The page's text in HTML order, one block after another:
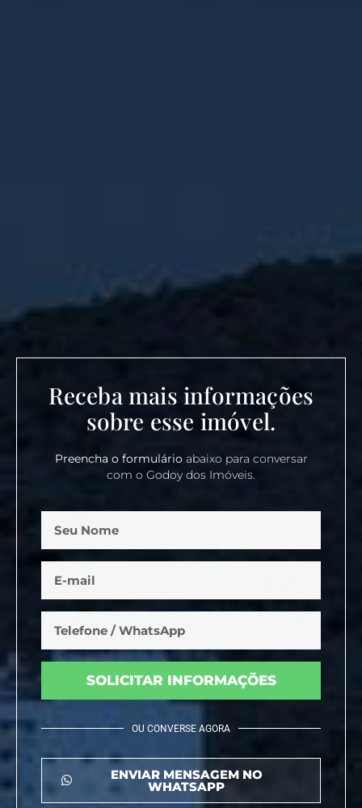
Receba mais informações
sobre esse imóvel.
Preencha o formulárioabaixo para conversar
com o Godoy dos Imóveis.
SOLICITAR INFORMAÇÕES
OU CONVERSE AGORA
ENVIAR MENSAGEM NO
WHATSAPP